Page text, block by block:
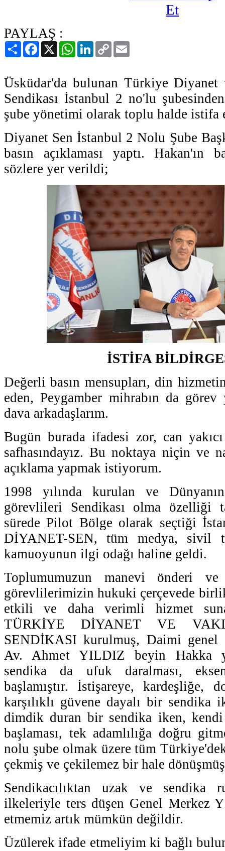
PAYLAŞ :
PaylaşFacebook
X WhatsAppLinkedIn
Copy
Link
Üsküdar'da bulunan Türkiye
Sendikası İstanbul 2 no'lu
şube yönetimi olarak toplu halde
Diyanet Sen İstanbul 2 Nolu Şube
basın açıklaması yaptı. Hakan'ın
sözlere yer verildi;
İSTİFA
Değerli basın mensupları, din
eden, Peygamber mihrabın da
dava arkadaşlarım.
Bugün burada ifadesi zor, can
safhasındayız. Bu noktaya niçin ve
açıklama yapmak istiyorum.
1998 yılında kurulan ve
görevlileri Sendikası olma özelliği
sürede Pilot Bölge olarak seçtiği
DİYANET-SEN, tüm medya, sivil
kamuoyunun ilgi odağı haline geldi.
Toplumumuzun manevi önderi
görevlilerimizin hukuki çerçevede
etkili ve daha verimli hizmet
TÜRKİYE DİYANET VE
SENDİKASI kurulmuş, Daimi genel
Av. Ahmet YILDIZ beyin Hakka
sendika da ufuk daralması,
başlamıştır. İstişareye, kardeşliğe,
karşılıklı güvene dayalı bir sendika
dimdik duran bir sendika iken, kendi
başlaması, tek adamlılığa doğru
nolu şube olmak üzere tüm
çekmiş ve çekilemez bir hale
Sendikacılıktan uzak ve sendika
ilkeleriyle ters düşen Genel Merkez
etmemiz artık mümkün değildir.
Üzülerek ifade etmeliyim ki bağlı